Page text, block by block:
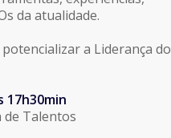
da atualidade.
a Liderança do
17h30min
de Talentos